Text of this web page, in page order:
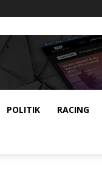
POLITIK RACING